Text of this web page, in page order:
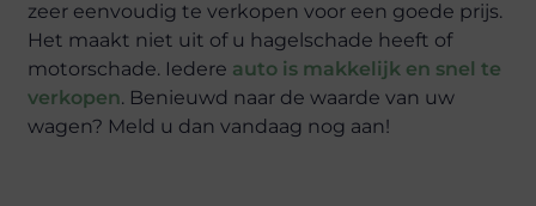
zeer eenvoudig te verkopen voor een goede prijs.
Het maakt niet uit of u hagelschade heeft of
motorschade. Iedere auto is makkelijk en snel te
verkopen. Benieuwd naar de waarde van uw
wagen? Meld u dan vandaag nog aan!